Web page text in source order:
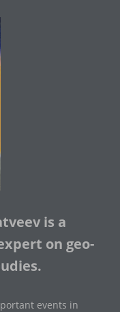
is a
on geo-
events in